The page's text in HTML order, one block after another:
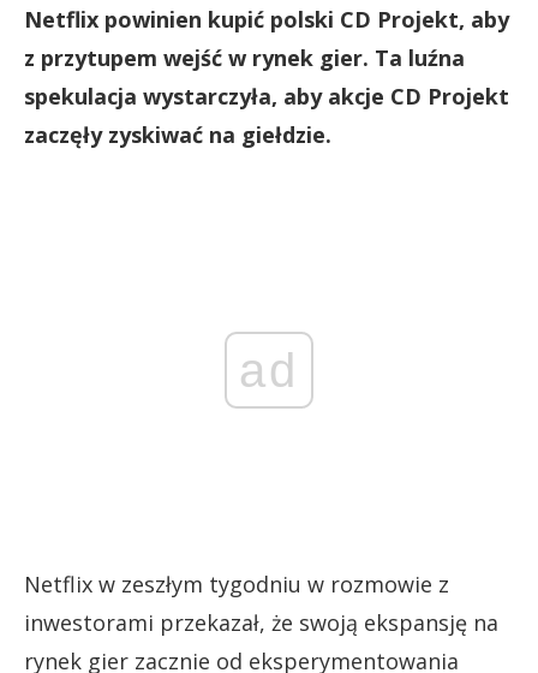
Netflix powinien kupić polski CD Projekt, aby
z przytupem wejść w rynek gier. Ta luźna
spekulacja wystarczyła, aby akcje CD Projekt
zaczęły zyskiwać na giełdzie.
ad
Netflix w zeszłym tygodniu w rozmowie z
inwestorami przekazał, że swoją ekspansję na
rynek gier zacznie od eksperymentowania